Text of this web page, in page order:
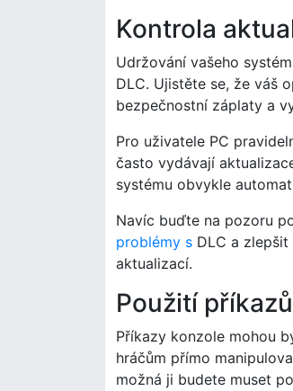
Kontrola
Udržování vašeho
DLC. Ujistěte se, že váš
bezpečnostní záplaty a
Pro uživatele PC
často vydávají
systému obvykle
Navíc buďte na pozoru
problémy s DLC a
aktualizací.
Použití
Příkazy konzole mohou
hráčům přímo
možná ji budete muset